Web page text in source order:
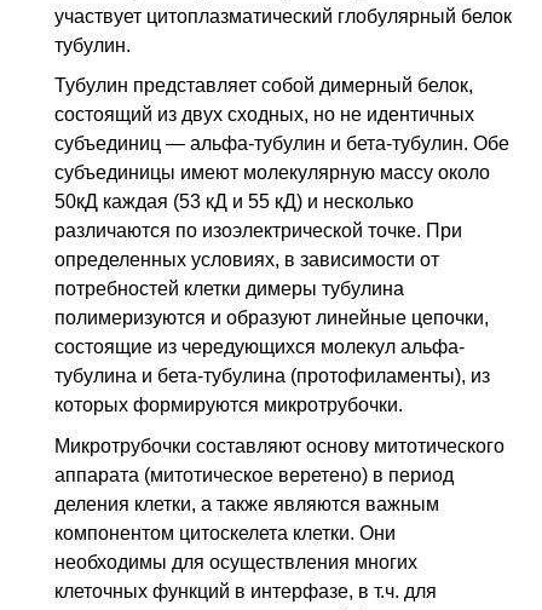
участвует цитоплазматический глобулярный белок
тубулин.
Тубулин представляет собой димерный белок,
состоящий из двух сходных, но не идентичных
субъединиц — альфа-тубулин и бета-тубулин. Обе
субъединицы имеют молекулярную массу около
50кД каждая (53 кД и 55 кД) и несколько
различаются по изоэлектрической точке. При
определенных условиях, в зависимости от
потребностей клетки димеры тубулина
полимеризуются и образуют линейные цепочки,
состоящие из чередующихся молекул альфа-
тубулина и бета-тубулина (протофиламенты), из
которых формируются микротрубочки.
Микротрубочки составляют основу митотического
аппарата (митотическое веретено) в период
деления клетки, а также являются важным
компонентом цитоскелета клетки. Они
необходимы для осуществления многих
клеточных функций в интерфазе, в т.ч. для